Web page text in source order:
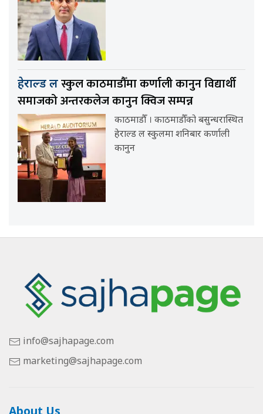
हेराल्ड लस्कुल काठमाडौँमा कर्णाली कानुन विद्यार्थी
समाजको अन्तरकलेज कानुन क्विज सम्पन्न
काठमाडौँ । काठमाडौँको बसुन्धरास्थित
हेराल्ड ल स्कुलमा शनिबार कर्णाली
कानुन
info@sajhapage.com
marketing@sajhapage.com